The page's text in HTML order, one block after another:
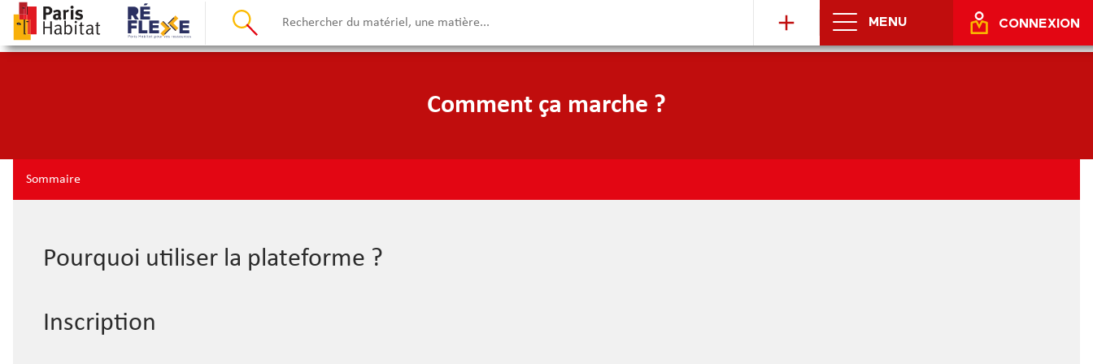
MENU CONNEXION
Comment ça marche ?
Sommaire
Pourquoi utiliser la plateforme ?
Inscription